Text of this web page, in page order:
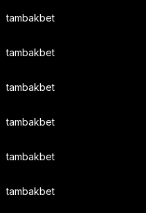
tambakbet
tambakbet
tambakbet
tambakbet
tambakbet
tambakbet